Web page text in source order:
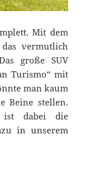
Mit dem
das vermutlich
große SUV
Turismo“ mit
man kaum
Beine stellen.
ist dabei die
in unserem
Sportwagen als